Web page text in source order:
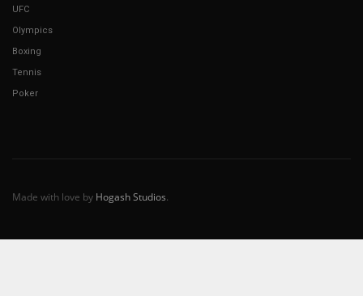
UFC
Olympics
Boxing
Tennis
Poker
Made with love by Hogash Studios.